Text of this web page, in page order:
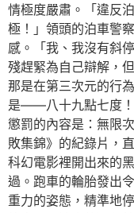
情極度嚴肅。「違反
極！」領頭的泊車警
感。「我、我沒有斜
殘趕緊為自己辯解，
那是在第三次元的行
是——八十九點七度！
懲罰的內容是：無限
敗集錦》的紀錄片，
科幻電影裡開出來的
過。跑車的輪胎發出
重力的姿態，精準地